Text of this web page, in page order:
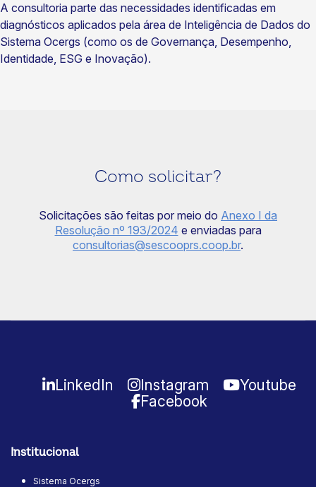
A consultoria parte das necessidades identificadas em
diagnósticos aplicados pela área de Inteligência de Dados do
Sistema Ocergs (como os de Governança, Desempenho,
Identidade, ESG e Inovação).
Como solicitar?
Solicitações são feitas por meio do Anexo I da
Resolução nº 193/2024 e enviadas para
consultorias@sescooprs.coop.br.
LinkedIn Instagram
Youtube
Facebook
Institucional
Sistema Ocergs